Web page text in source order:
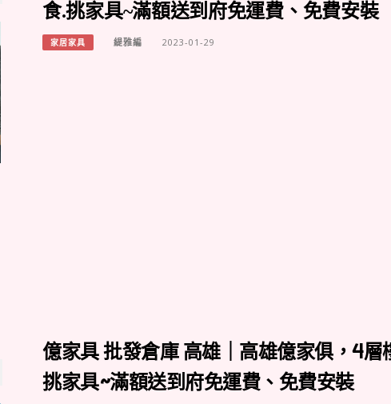
食.挑家具~滿額送到府免運費、免費安裝
家居家具 緹雅編 2023-01-29
億家具 批發倉庫 高雄｜高雄億家俱，4層
挑家具~滿額送到府免運費、免費安裝